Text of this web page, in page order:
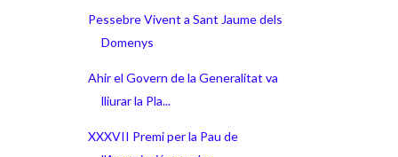
Pessebre Vivent a Sant Jaume dels
Domenys
Ahir el Govern de la Generalitat va
lliurar la Pla...
XXXVII Premi per la Pau de